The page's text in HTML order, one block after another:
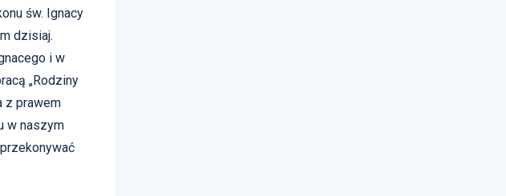
św. Ignacy
dzisiaj.
i w
„Rodziny
z prawem
w naszym